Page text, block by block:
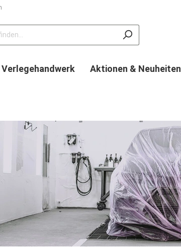
Verlegehandwerk Aktionen & Neuheiten